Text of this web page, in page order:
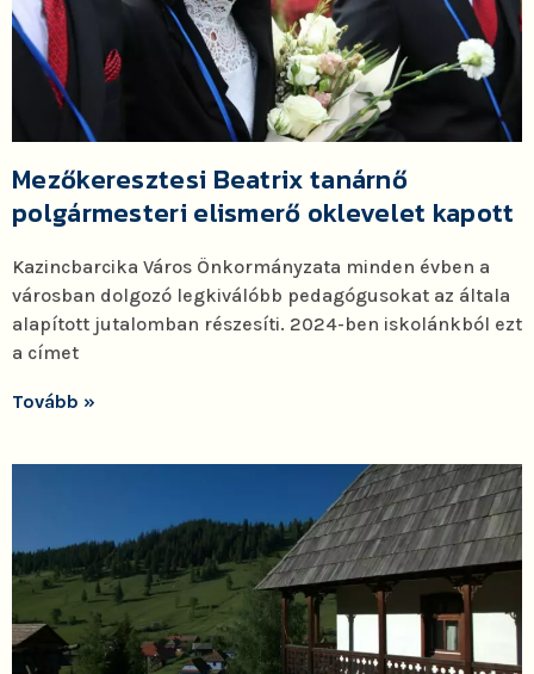
Mezőkeresztesi Beatrix tanárnő
polgármesteri elismerő oklevelet kapott
Kazincbarcika Város Önkormányzata minden évben a
városban dolgozó legkiválóbb pedagógusokat az általa
alapított jutalomban részesíti. 2024-ben iskolánkból ezt
a címet
Tovább »